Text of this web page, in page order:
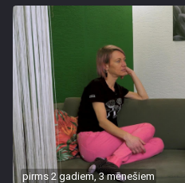
pirms 2 gadiem, 3 mēnešiem